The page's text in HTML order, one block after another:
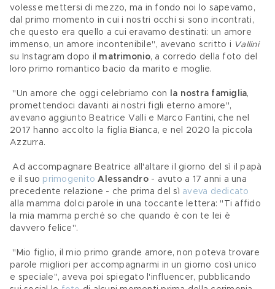
volesse mettersi di mezzo, ma in fondo noi lo sapevamo,
dal primo momento in cui i nostri occhi si sono incontrati,
che questo era quello a cui eravamo destinati: un amore
immenso, un amore incontenibile", avevano scritto i Vallini
su Instagram dopo il matrimonio, a corredo della foto del
loro primo romantico bacio da marito e moglie.
"Un amore che oggi celebriamo con la nostra famiglia,
promettendoci davanti ai nostri figli eterno amore",
avevano aggiunto Beatrice Valli e Marco Fantini, che nel
2017 hanno accolto la figlia Bianca, e nel 2020 la piccola
Azzurra.
Ad accompagnare Beatrice all'altare il giorno del sì il papà
e il suo primogenito Alessandro - avuto a 17 anni a una
precedente relazione - che prima del sì aveva dedicato
alla mamma dolci parole in una toccante lettera: "Ti affido
la mia mamma perché so che quando è con te lei è
davvero felice".
parole migliori per accompagnarmi in un giorno così unico
e speciale", aveva poi spiegato l'influencer, pubblicando